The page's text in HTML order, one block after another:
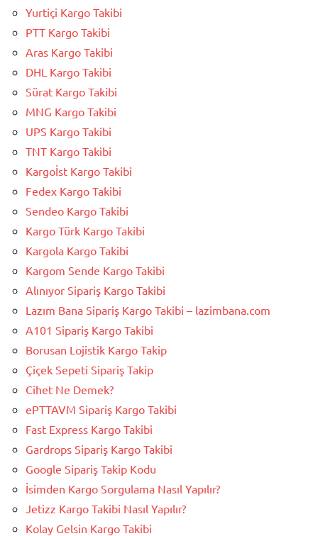
Yurtiçi Kargo Takibi
PTT Kargo Takibi
Aras Kargo Takibi
DHL Kargo Takibi
Sürat Kargo Takibi
MNG Kargo Takibi
UPS Kargo Takibi
TNT Kargo Takibi
Kargoİst Kargo Takibi
Fedex Kargo Takibi
Sendeo Kargo Takibi
Kargo Türk Kargo Takibi
Kargola Kargo Takibi
Kargom Sende Kargo Takibi
Alınıyor Sipariş Kargo Takibi
Lazım Bana Sipariş Kargo Takibi – lazimbana.com
A101 Sipariş Kargo Takibi
Borusan Lojistik Kargo Takip
Çiçek Sepeti Sipariş Takip
Cihet Ne Demek?
ePTTAVM Sipariş Kargo Takibi
Fast Express Kargo Takibi
Gardrops Sipariş Kargo Takibi
Google Sipariş Takip Kodu
İsimden Kargo Sorgulama Nasıl Yapılır?
Jetizz Kargo Takibi Nasıl Yapılır?
Kolay Gelsin Kargo Takibi